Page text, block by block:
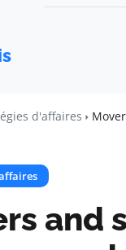
d'affaires
and